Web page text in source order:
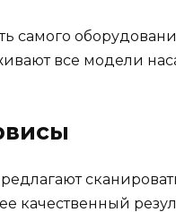
самого
все модели
качественный